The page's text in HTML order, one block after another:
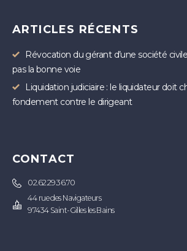
ARTICLES RÉCENTS
Révocation du gérant d’une société
pas la bonne voie
Liquidation judiciaire : le liquidateur doit
fondement contre le dirigeant
CONTACT
02.62.29.36.70
44 rue des Navigateurs
97434 Saint-Gilles les Bains